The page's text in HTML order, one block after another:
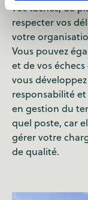
vos tâches, de
respecter vos
votre
Vous pouvez
et de vos
vous
responsabilité
en gestion du
quel poste, car
gérer votre
de qualité.